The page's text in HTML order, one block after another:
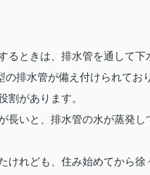
るときは、排水管を通して
の排水管が備え付けられて
割があります。
長いと、排水管の水が蒸発
けれども、住み始めてから